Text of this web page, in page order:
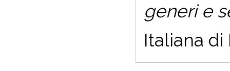
generi e
Italiana di